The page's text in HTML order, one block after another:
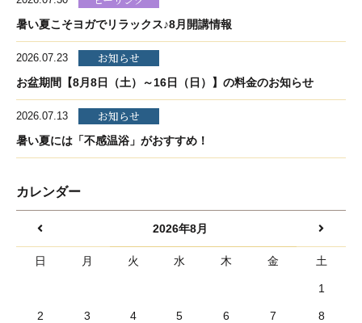
暑い夏こそヨガでリラックス♪8月開講情報
2026.07.23 お知らせ
お盆期間【8月8日（土）～16日（日）】の料金のお知らせ
2026.07.13 お知らせ
暑い夏には「不感温浴」がおすすめ！
カレンダー
2026年8月
日 月 火 水 木 金 土
1
2 3 4 5 6 7 8